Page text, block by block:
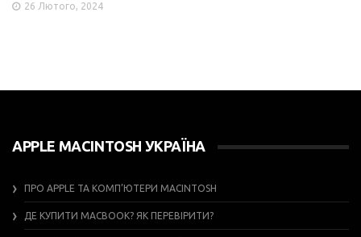
26 Лютого, 2024
APPLE MACINTOSH УКРАЇНА
ПРО APPLE ТА КОМП’ЮТЕРИ MACINTOSH
ДЕ КУПИТИ MACBOOK? ЯК ПЕРЕВІРИТИ?